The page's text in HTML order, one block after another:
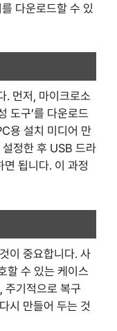
다운로드할 수 있
. 먼저, 마이크로소
도구’를 다운로드
용 설치 미디어 만
설정한 후 USB 드라
됩니다. 이 과정
이 중요합니다. 사
할 수 있는 케이스
주기적으로 복구
시 만들어 두는 것